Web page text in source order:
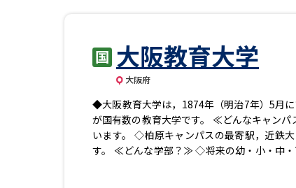
大阪教育大学
大阪府
◆大阪教育大学は，1874年（明治7年）5月
が国有数の教育大学です。 ≪どんなキャン
います。 ◇柏原キャンパスの最寄駅，近鉄
す。 ≪どんな学部？≫ ◇将来の幼・小・中・
ゆる文学部・理学部・芸術学部・体育学部